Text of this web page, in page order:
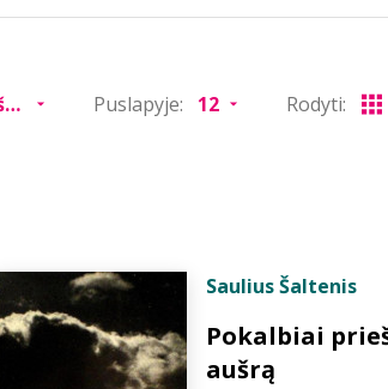
Puslapyje: Rodyti:
Saulius Šaltenis
Pokalbiai
aušrą